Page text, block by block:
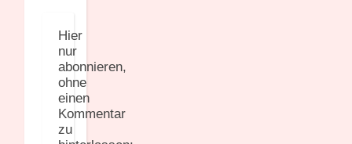
Hier
nur
abonnieren,
ohne
einen
Kommentar
zu